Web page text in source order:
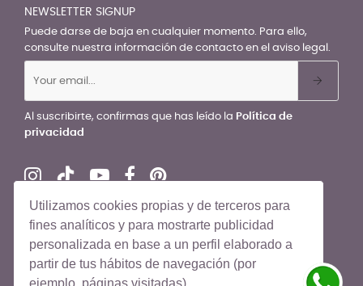
Utilizamos cookies propias y de terceros para
fines analíticos y para mostrarte publicidad
personalizada en base a un perfil elaborado a
partir de tus hábitos de navegación (por
NEWSLETTER SIGNUP
Puede darse de baja en cualquier momento. Para ello,
consulte nuestra información de contacto en el aviso legal.
Al suscribirte, confirmas que has leído la Política de
privacidad
© El Recién Nacido 2026. Todos los derechos reservados